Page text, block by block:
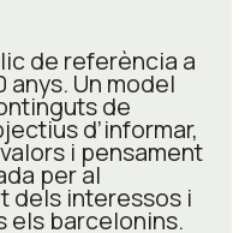
de referència a
anys. Un model
de
d’informar,
i pensament
per al
dels interessos i
els barcelonins.